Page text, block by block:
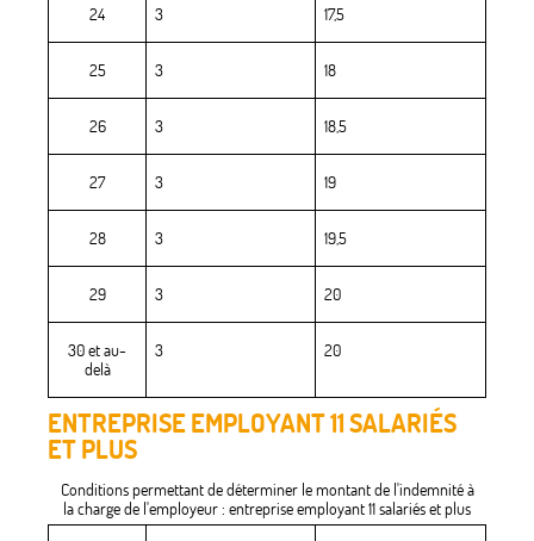
24 3 17,5
25 3 18
26 3 18,5
27 3 19
28 3 19,5
29 3 20
30 et au-
delà
3 20
ENTREPRISE EMPLOYANT 11 SALARIÉS
ET PLUS
Conditions permettant de déterminer le montant de l'indemnité à
la charge de l'employeur : entreprise employant 11 salariés et plus